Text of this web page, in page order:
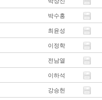
박수홍
최윤성
이정학
전남열
이하석
강승헌